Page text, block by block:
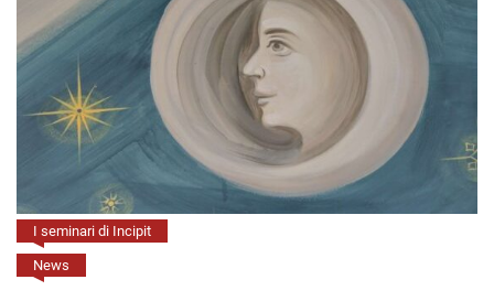
Annali
Lettere
Annali
Scienze
I seminari di Incipit
News